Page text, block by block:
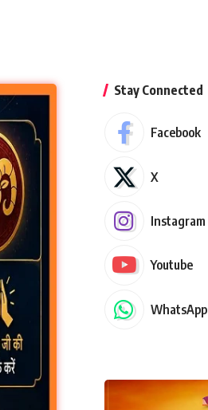
Stay Connected
Facebook
X
Instagram
Youtube
WhatsApp